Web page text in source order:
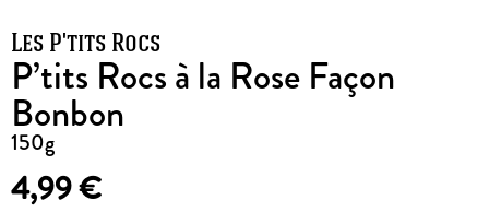
Les P'tits Rocs
P’tits Rocs à la Rose Façon
Bonbon
150g
4,99€